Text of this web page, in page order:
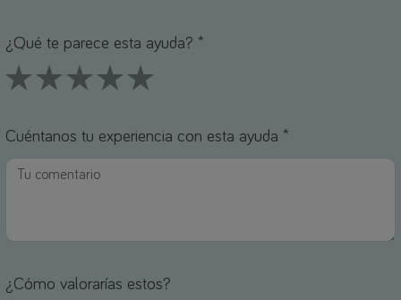
¿Qué te parece esta ayuda? *
Cuéntanos tu experiencia con esta ayuda *
¿Cómo valorarías estos?